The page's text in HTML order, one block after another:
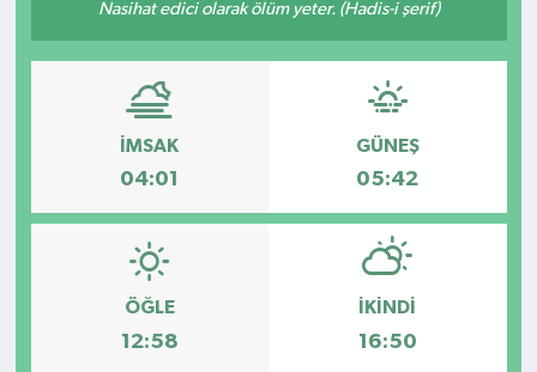
Nasihat edici olarak ölüm yeter. (Hadis-i şerif)
İMSAK
04:01
GÜNEŞ
05:42
ÖĞLE
12:58
İKINDI
16:50
Kültür - Sanat